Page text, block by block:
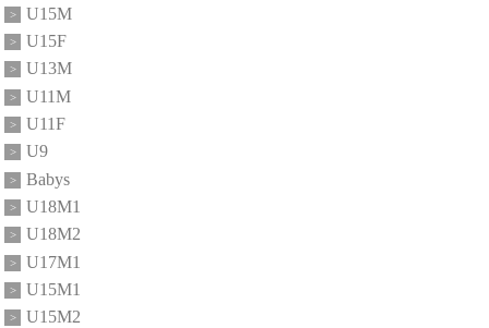
U15M
U15F
U13M
U11M
U11F
U9
Babys
U18M1
U18M2
U17M1
U15M1
U15M2